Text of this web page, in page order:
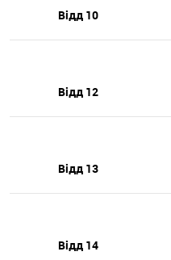
Відд 10
Відд 12
Відд 13
Відд 14